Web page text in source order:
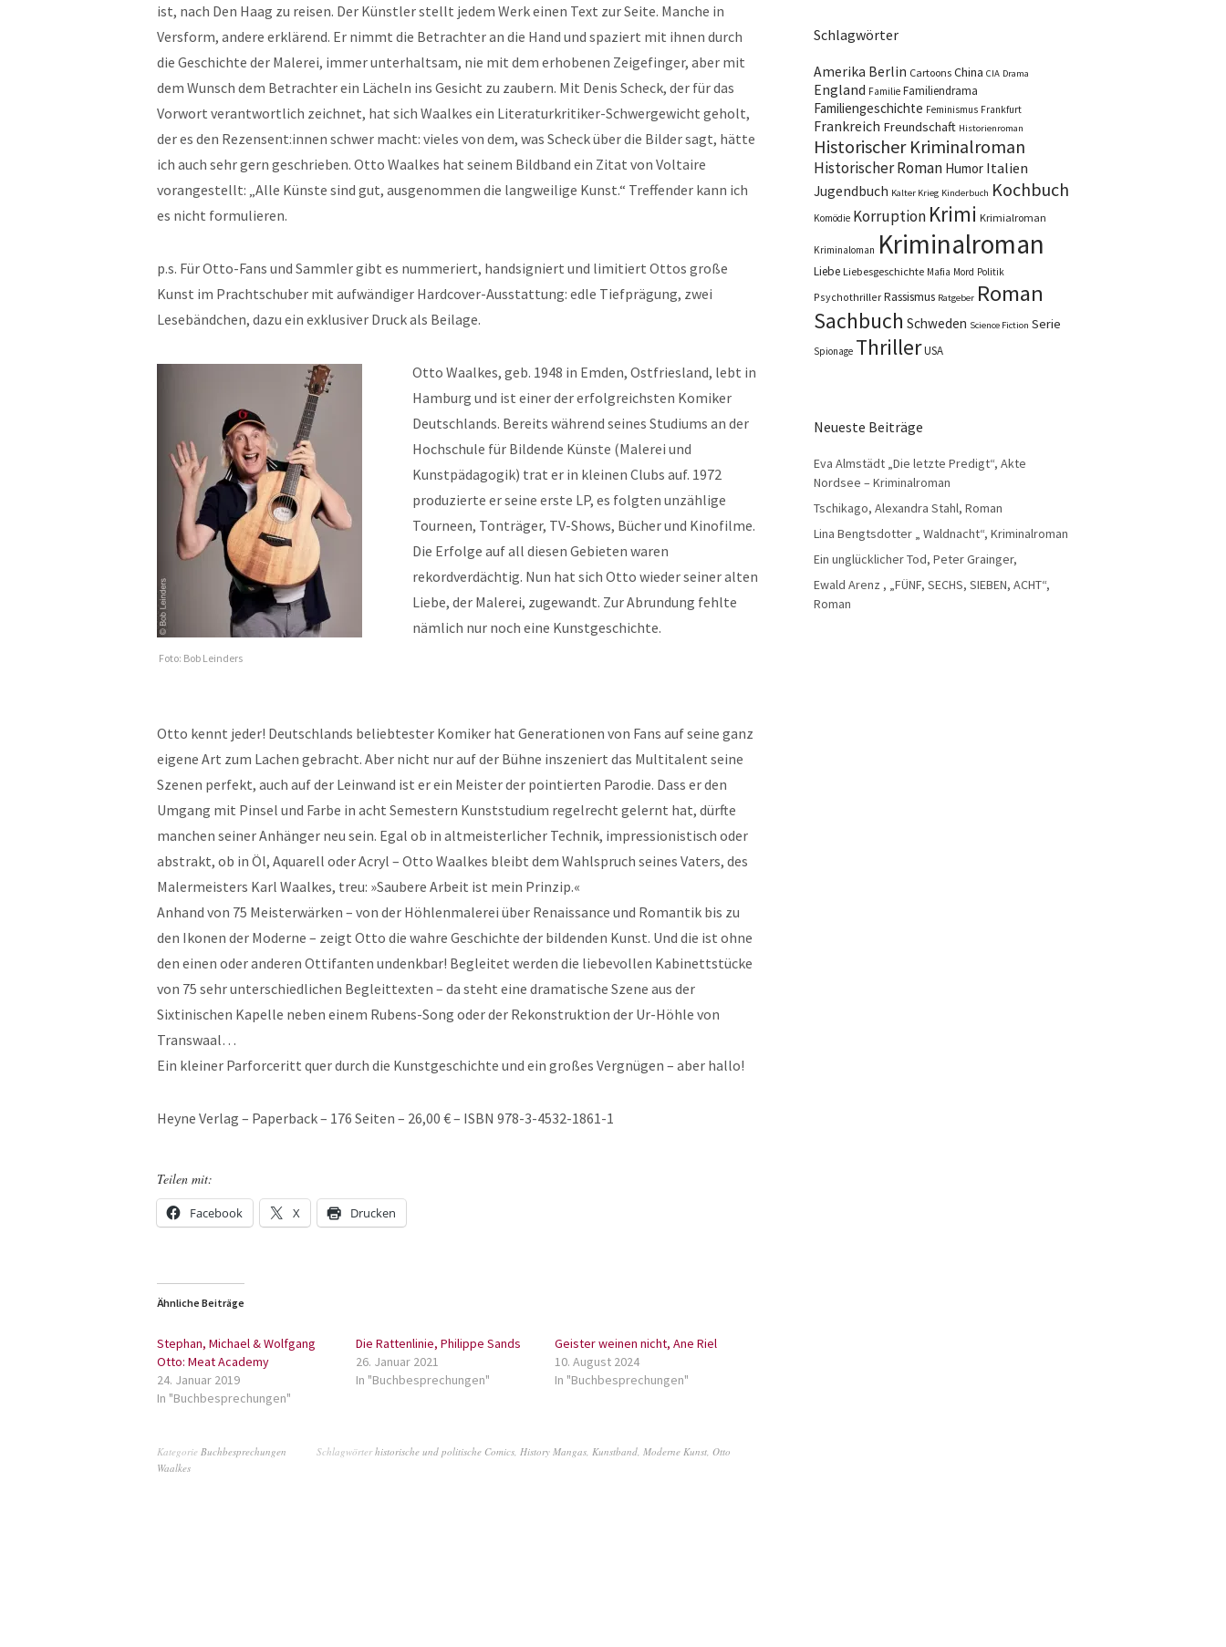
ist, nach Den Haag zu reisen. Der Künstler stellt jedem Werk einen Text zur Seite. Manche in
Versform, andere erklärend. Er nimmt die Betrachter an die Hand und spaziert mit ihnen durch
die Geschichte der Malerei, immer unterhaltsam, nie mit dem erhobenen Zeigefinger, aber mit
dem Wunsch dem Betrachter ein Lächeln ins Gesicht zu zaubern. Mit Denis Scheck, der für das
Vorwort verantwortlich zeichnet, hat sich Waalkes ein Literaturkritiker-Schwergewicht geholt,
der es den Rezensent:innen schwer macht: vieles von dem, was Scheck über die Bilder sagt, hätte
ich auch sehr gern geschrieben. Otto Waalkes hat seinem Bildband ein Zitat von Voltaire
vorangestellt: „Alle Künste sind gut, ausgenommen die langweilige Kunst.“ Treffender kann ich
es nicht formulieren.
p.s. Für Otto-Fans und Sammler gibt es nummeriert, handsigniert und limitiert Ottos große
Kunst im Prachtschuber mit aufwändiger Hardcover-Ausstattung: edle Tiefprägung, zwei
Lesebändchen, dazu ein exklusiver Druck als Beilage.
Foto: Bob Leinders
Otto Waalkes, geb. 1948 in Emden, Ostfriesland, lebt in
Hamburg und ist einer der erfolgreichsten Komiker
Deutschlands. Bereits während seines Studiums an der
Hochschule für Bildende Künste (Malerei und
Kunstpädagogik) trat er in kleinen Clubs auf. 1972
produzierte er seine erste LP, es folgten unzählige
Tourneen, Tonträger, TV-Shows, Bücher und Kinofilme.
Die Erfolge auf all diesen Gebieten waren
rekordverdächtig. Nun hat sich Otto wieder seiner alten
Liebe, der Malerei, zugewandt. Zur Abrundung fehlte
nämlich nur noch eine Kunstgeschichte.
Otto kennt jeder! Deutschlands beliebtester Komiker hat Generationen von Fans auf seine ganz
eigene Art zum Lachen gebracht. Aber nicht nur auf der Bühne inszeniert das Multitalent seine
Szenen perfekt, auch auf der Leinwand ist er ein Meister der pointierten Parodie. Dass er den
Umgang mit Pinsel und Farbe in acht Semestern Kunststudium regelrecht gelernt hat, dürfte
manchen seiner Anhänger neu sein. Egal ob in altmeisterlicher Technik, impressionistisch oder
abstrakt, ob in Öl, Aquarell oder Acryl – Otto Waalkes bleibt dem Wahlspruch seines Vaters, des
Malermeisters Karl Waalkes, treu: »Saubere Arbeit ist mein Prinzip.«
Anhand von 75 Meisterwärken – von der Höhlenmalerei über Renaissance und Romantik bis zu
den Ikonen der Moderne – zeigt Otto die wahre Geschichte der bildenden Kunst. Und die ist ohne
den einen oder anderen Ottifanten undenkbar! Begleitet werden die liebevollen Kabinettstücke
von 75 sehr unterschiedlichen Begleittexten – da steht eine dramatische Szene aus der
Sixtinischen Kapelle neben einem Rubens-Song oder der Rekonstruktion der Ur-Höhle von
Transwaal…
Ein kleiner Parforceritt quer durch die Kunstgeschichte und ein großes Vergnügen – aber hallo!
Heyne Verlag – Paperback – 176 Seiten – 26,00 € – ISBN 978-3-4532-1861-1
Teilen mit:
Facebook X Drucken
Ähnliche Beiträge
Stephan, Michael & Wolfgang
Otto: Meat Academy
24. Januar 2019
In "Buchbesprechungen"
Die Rattenlinie, Philippe Sands
26. Januar 2021
In "Buchbesprechungen"
Geister weinen nicht, Ane Riel
10. August 2024
In "Buchbesprechungen"
Kategorie Buchbesprechungen Schlagwörterhistorische und politische Comics, History Mangas, Kunstband, Moderne Kunst, Otto
Waalkes
Schlagwörter
Amerika Berlin Cartoons China CIA Drama
England Familie Familiendrama
Familiengeschichte Feminismus Frankfurt
Frankreich Freundschaft Historienroman
Historischer Kriminalroman
Historischer Roman Humor Italien
Jugendbuch Kalter Krieg Kinderbuch Kochbuch
Komödie Korruption Krimi Krimialroman
Kriminaloman Kriminalroman
Liebe Liebesgeschichte Mafia Mord Politik
Psychothriller Rassismus Ratgeber Roman
Sachbuch Schweden Science Fiction Serie
Spionage ThrillerUSA
Neueste Beiträge
Eva Almstädt „Die letzte Predigt“, Akte
Nordsee – Kriminalroman
Tschikago, Alexandra Stahl, Roman
Lina Bengtsdotter „ Waldnacht“, Kriminalroman
Ein unglücklicher Tod, Peter Grainger,
Ewald Arenz , „FÜNF, SECHS, SIEBEN, ACHT“,
Roman